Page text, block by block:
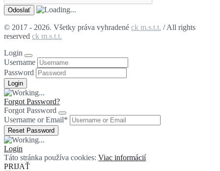
© 2017 - 2026. Všetky práva vyhradené ck m.s.t.t. / All rights
reserved ck m.s.t.t.
Login
Username
Password
Forgot Password?
Forgot Password
Username or Email*
Login
Táto stránka používa cookies: Viac informácií
PRIJAŤ